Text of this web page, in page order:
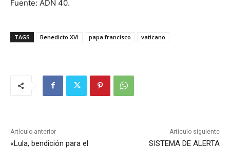
Fuente: ADN 40.
TAGS Benedicto XVI papa francisco vaticano
Artículo anterior
«Lula, bendición para el
Artículo siguiente
SISTEMA DE ALERTA